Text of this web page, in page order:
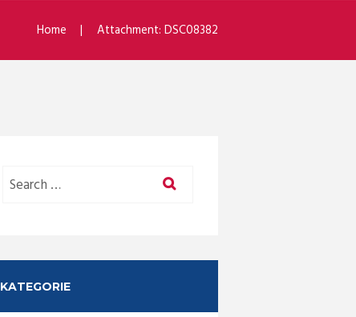
Home Attachment: DSC08382
KATEGORIE